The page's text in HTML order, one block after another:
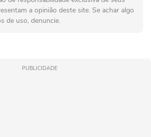
a opinião deste site. Se achar algo
de uso, denuncie.
PUBLICIDADE